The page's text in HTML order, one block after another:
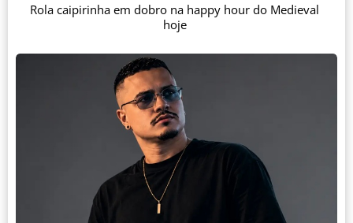
Rola caipirinha em dobro na happy hour do Medieval
hoje